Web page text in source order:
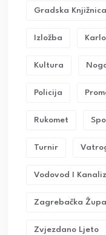
Gradska
Izložba
Kultura
Policija
Rukomet
Turnir
Vodovod I
Zagrebačka
Zvjezdano Ljeto